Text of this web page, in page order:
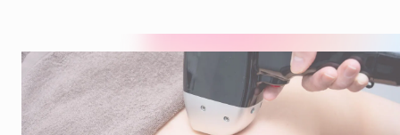
お知らせ
PRICE 料金表